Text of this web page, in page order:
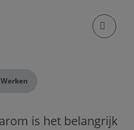
klik om
is het belangrijk